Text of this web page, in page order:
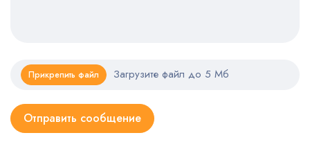
Прикрепить файл Загрузите файл до 5 Мб